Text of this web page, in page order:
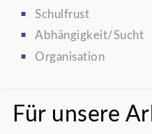
Schulfrust
Abhängigkeit/Sucht
Organisation
Für unsere